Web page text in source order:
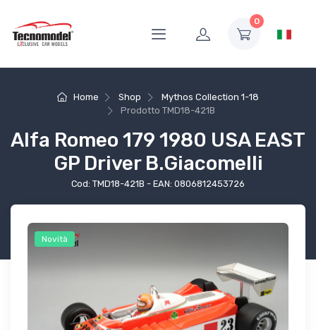
0
Home Shop
Mythos Collection 1-18
ProdottoTMD18-421B
Alfa Romeo 179 1980 USA EAST
GP Driver B.Giacomelli
Cod: TMD18-421B - EAN: 0806812453726
Novità